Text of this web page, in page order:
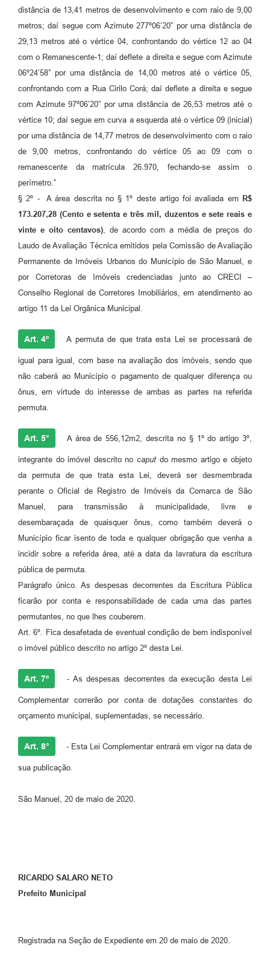
distância de 13,41 metros de desenvolvimento e com raio de 9,00
metros; daí segue com Azimute 277º06’20” por uma distância de
29,13 metros até o vértice 04, confrontando do vértice 12 ao 04
com o Remanescente-1; daí deflete a direita e segue com Azimute
06º24’58” por uma distância de 14,00 metros até o vértice 05,
confrontando com a Rua Cirilo Corá; daí deflete a direita e segue
com Azimute 97º06’20” por uma distância de 26,53 metros até o
vértice 10; daí segue em curva a esquerda até o vértice 09 (inicial)
por uma distância de 14,77 metros de desenvolvimento com o raio
de 9,00 metros, confrontando do vértice 05 ao 09 com o
remanescente da matrícula 26.970, fechando-se assim o
perímetro.”
§ 2º - A área descrita no § 1º deste artigo foi avaliada em R$
173.207,28 (Cento e setenta e três mil, duzentos e sete reais e
vinte e oito centavos), de acordo com a média de preços do
Laudo de Avaliação Técnica emitidos pela Comissão de Avaliação
Permanente de Imóveis Urbanos do Município de São Manuel, e
por Corretoras de Imóveis credenciadas junto ao CRECI –
Conselho Regional de Corretores Imobiliários, em atendimento ao
artigo 11 da Lei Orgânica Municipal.
Art. 4º A permuta de que trata esta Lei se processará de
igual para igual, com base na avaliação dos imóveis, sendo que
não caberá ao Município o pagamento de qualquer diferença ou
ônus, em virtude do interesse de ambas as partes na referida
permuta.
Art. 5° A área de 556,12m2, descrita no § 1º do artigo 3º,
integrante do imóvel descrito no caput do mesmo artigo e objeto
da permuta de que trata esta Lei, deverá ser desmembrada
perante o Oficial de Registro de Imóveis da Comarca de São
Manuel, para transmissão à municipalidade, livre e
desembaraçada de quaisquer ônus, como também deverá o
Município ficar isento de toda e qualquer obrigação que venha a
incidir sobre a referida área, até a data da lavratura da escritura
pública de permuta.
Parágrafo único. As despesas decorrentes da Escritura Pública
ficarão por conta e responsabilidade de cada uma das partes
permutantes, no que lhes couberem.
Art. 6º. Fica desafetada de eventual condição de bem indisponível
o imóvel público descrito no artigo 2º desta Lei.
Art. 7º - As despesas decorrentes da execução desta Lei
Complementar correrão por conta de dotações constantes do
orçamento municipal, suplementadas, se necessário.
Art. 8° - Esta Lei Complementar entrará em vigor na data de
sua publicação.
São Manuel, 20 de maio de 2020.
RICARDO SALARO NETO
Prefeito Municipal
Registrada na Seção de Expediente em 20 de maio de 2020.